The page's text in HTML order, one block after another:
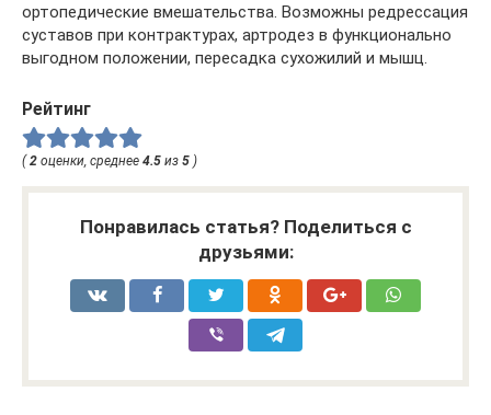
ортопедические вмешательства. Возможны редрессация
суставов при контрактурах, артродез в функционально
выгодном положении, пересадка сухожилий и мышц.
Рейтинг
(2 оценки, среднее 4.5 из 5 )
Понравилась статья? Поделиться с
друзьями: